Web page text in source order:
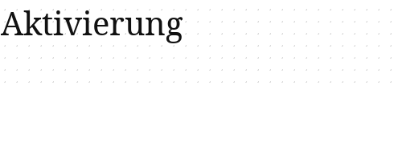
Aktivierung